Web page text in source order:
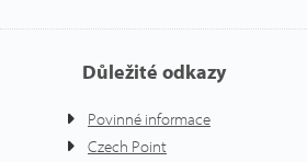
Důležité odkazy
Povinné informace
Czech Point